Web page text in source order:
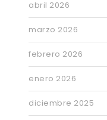
abril 2026
marzo 2026
febrero 2026
enero 2026
diciembre 2025